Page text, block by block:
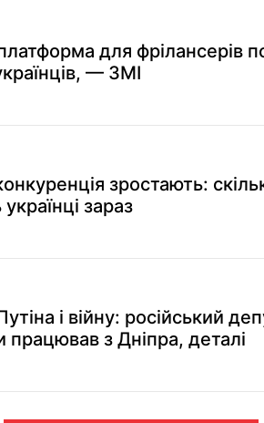
для фрілансерів
— ЗМІ
зростають:
зараз
і війну: російський
працював з Дніпра, деталі